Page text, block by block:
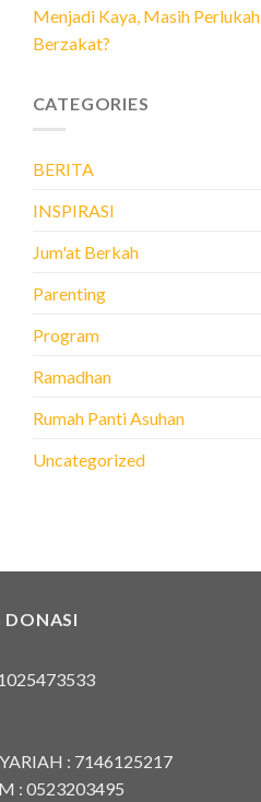
Menjadi Kaya, Masih Perlukah
Berzakat?
CATEGORIES
BERITA
INSPIRASI
Jum'at Berkah
Parenting
Program
Ramadhan
Rumah Panti Asuhan
Uncategorized
DONASI
: 7146125217
: 0523203495